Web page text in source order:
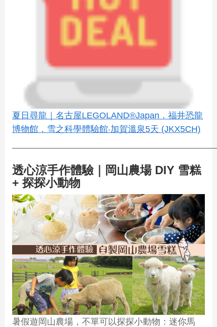
夏日尋龍｜名古屋LEGOLAND®Japan．福井恐龍
博物館．雪之科學體驗館‧加賀溫泉5天 (JKX5CH)
透心涼手作體驗｜岡山農場 DIY 雪糕
+ 探探小動物
暑假遊岡山農場，不單可以探探小動物：迷你馬